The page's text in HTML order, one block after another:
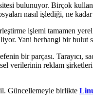
bulunuyor. Birçok
nasıl işlediği, ne
işlemi tamamen
Yani herhangi bir bulut
bir parçası.
verilerinin reklam
Güncellemeyle birlikte